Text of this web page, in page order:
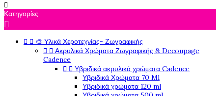

Κατηγορίες

  🎨 Υλικά Χεροτεχνίας- Ζωγραφικής
  Ακρυλικά Χρώματα Ζωγραφικής & Decoupage
Cadence
  Υβριδικά ακρυλικά χρώματα Cadence
Υβριδικά Χρώματα 70 Ml
Υβριδικά χρώματα 120 ml